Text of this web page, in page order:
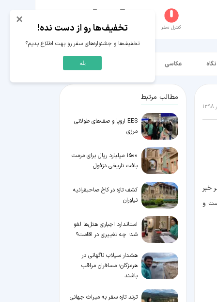
کنترل سفر عکاسخانه سفر‌های من حساب کاربری
عکاسی
مقبره ای 4400 ساله در مصر خبر
ست و
مطالب مرتبط
EES اروپا و صف‌های طولانی
مرزی
1500 میلیارد ریال برای مرمت
بافت تاریخی دزفول
کشف تازه در کاخ صاحبقرانیه
نیاوران
استاندارد اجباری هتل‌ها لغو
شد؛ چه تغییری در اقامت؟
هشدار سیلاب ناگهانی در
هرمزگان؛ مسافران مراقب
باشند
ترند تازه سفر به میراث جهانی
×
تخفیف‌ها رو از دست نده!
تخفیف‌ها و جشنواره‌های سفر رو بهت اطلاع بدیم؟
بله